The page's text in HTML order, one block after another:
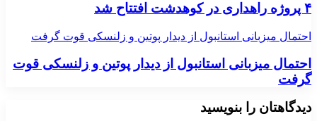
۴ پروژه راهداری در کوهدشت افتتاح شد
احتمال میزبانی استانبول از دیدار پوتین و زلنسکی قوت گرفت
احتمال میزبانی استانبول از دیدار پوتین و زلنسکی قوت
گرفت
دیدگاهتان را بنویسید